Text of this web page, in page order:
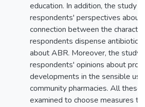
education. In addition, the study
respondents' perspectives about
connection between the
respondents dispense
about ABR. Moreover, the study
respondents' opinions about
developments in the sensible
community pharmacies. All these
examined to choose measures